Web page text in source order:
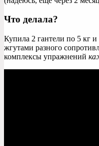
Что делала?
Купила 2 гантели по 5 кг
жгутами разного
комплексы упражнений